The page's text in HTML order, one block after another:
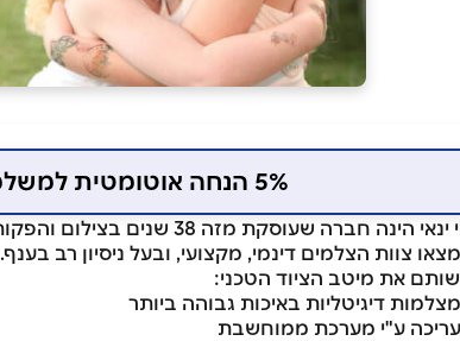
5% הנחה אוטומטית למשלמים בכרטיס המועדון
הינה חברה שעוסקת מזה 38 שנים בצילום והפקות אירועים.
צוות הצלמים דינמי, מקצועי, ובעל ניסיון רב בענף.
את מיטב הציוד הטכני:
מצלמות דיגיטליות באיכות גבוהה ביותר
עריכה ע"י מערכת ממוחשבת